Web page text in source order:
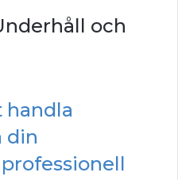
och
handla
din